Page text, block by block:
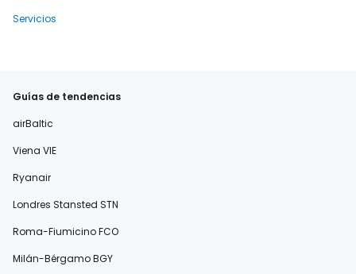
Servicios
Guías de tendencias
airBaltic
Viena VIE
Ryanair
Londres Stansted STN
Roma-Fiumicino FCO
Milán-Bérgamo BGY